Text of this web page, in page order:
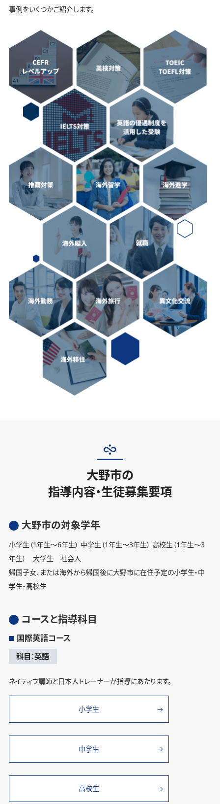
事例をいくつかご紹介します。
大野市の
指導内容・生徒募集要項
大野市の対象学年
小学生（1年生〜6年生） 中学生（1年生〜3年生） 高校生（1年生〜3
年生） 大学生 社会人
帰国子女、または海外から帰国後に大野市に在住予定の小学生・中
学生・高校生
コースと指導科目
国際英語コース
科目：英語
ネイティブ講師と日本人トレーナーが指導にあたります。
小学生
中学生
高校生